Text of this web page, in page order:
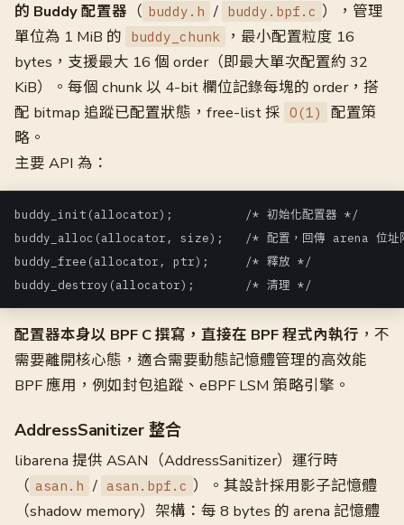
的 Buddy 配置器 （ buddy.h / buddy.bpf.c ），管理
單位為 1 MiB 的
buddy_chunk
，最小配置粒度 16
bytes，支援最大 16 個 order（即最大單次配置約 32
KiB）。每個 chunk 以 4-bit 欄位記錄每塊的 order，搭
配 bitmap 追蹤已配置狀態，free-list 採 O(1)
配置策
略。
主要 API 為：
buddy_init(allocator);          /* 初始化配置器 */
buddy_alloc(allocator, size);   /* 配置，回傳 arena 位址
buddy_free(allocator, ptr);     /* 釋放 */
buddy_destroy(allocator);       /* 清理 */
配置器本身以 BPF C 撰寫，直接在 BPF 程式內執行 ，不
需要離開核心態，適合需要動態記憶體管理的高效能
BPF 應用，例如封包追蹤、eBPF LSM 策略引擎。
AddressSanitizer 整合
libarena 提供 ASAN（AddressSanitizer）運行時
（ asan.h / asan.bpf.c ）。其設計採用影子記憶體
（shadow memory）架構：每 8 bytes 的 arena 記憶體